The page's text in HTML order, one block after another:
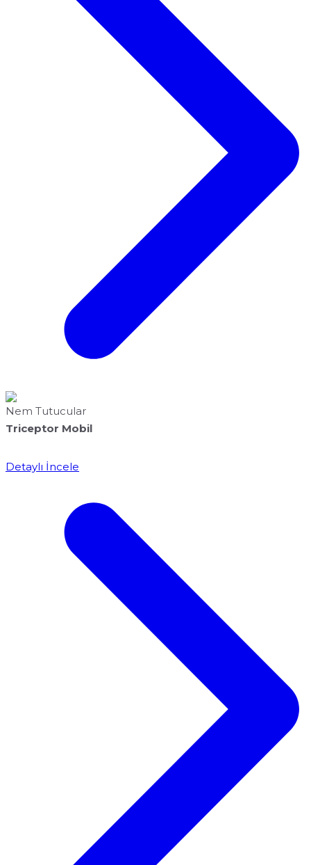
Nem Tutucular
Triceptor Mobil
Detaylı İncele